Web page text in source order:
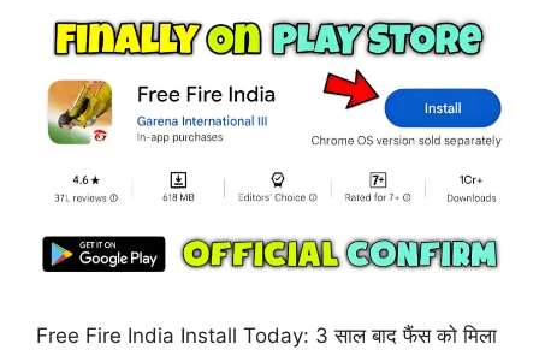
Free Fire India Install Today: 3 साल बाद फैंस को मिला